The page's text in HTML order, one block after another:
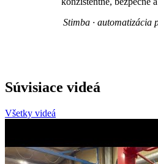
Stimba · automatizácia
Súvisiace videá
Všetky videá